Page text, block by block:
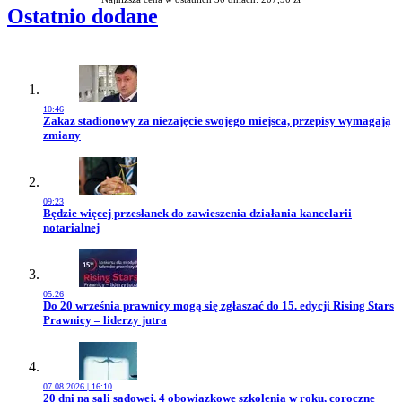
Ostatnio dodane
10:46
Przejdź do artykułu:
Zakaz stadionowy za niezajęcie swojego miejsca, przepisy wymagają
zmiany
09:23
Przejdź do artykułu:
Będzie więcej przesłanek do zawieszenia działania kancelarii
notarialnej
05:26
Przejdź do artykułu:
Do 20 września prawnicy mogą się zgłaszać do 15. edycji Rising Stars
Prawnicy – liderzy jutra
07.08.2026 | 16:10
Przejdź do artykułu:
20 dni na sali sądowej, 4 obowiązkowe szkolenia w roku, coroczne